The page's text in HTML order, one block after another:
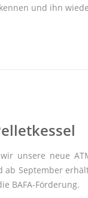
und ihn
unsere neue
ab September
BAFA-Förderung.